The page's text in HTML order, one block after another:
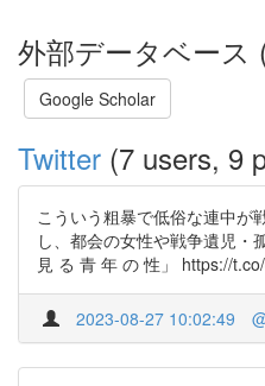
外部データベース
Google Scholar
Twitter (7 users, 9
こういう粗暴で低俗な連中が
し、都会の女性や戦争遺児・
見 る 青 年 の 性」 https://
2023-08-27 10:02:49